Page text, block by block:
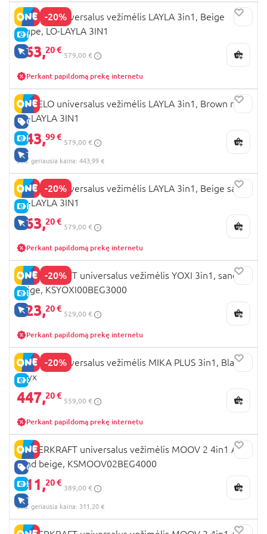
-20%
E-KAINA
TIK INTERNETU
LIONELO universalus vežimėlis LAYLA 3in1, Beige
taupe, LO-LAYLA 3IN1
463,20 €
579,00 €
Perkant papildomą prekę internetu
GERA KAINA
E-KAINA
TIK INTERNETU
LIONELO universalus vežimėlis LAYLA 3in1, Brown rust,
LO-LAYLA 3IN1
443,99 €
579,00 €
30d. geriausia kaina: 443,99 €
-20%
E-KAINA
TIK INTERNETU
LIONELO universalus vežimėlis LAYLA 3in1, Beige sand,
LO-LAYLA 3IN1
463,20 €
579,00 €
Perkant papildomą prekę internetu
-20%
E-KAINA
TIK INTERNETU
KINDERKRAFT universalus vežimėlis YOXI 3in1, sand
beige, KSYOXI00BEG3000
423,20 €
529,00 €
Perkant papildomą prekę internetu
-20%
E-KAINA
LIONELO universalus vežimėlis MIKA PLUS 3in1, Black
onyx
447,20 €
559,00 €
Perkant papildomą prekę internetu
GERA KAINA
E-KAINA
TIK INTERNETU
KINDERKRAFT universalus vežimėlis MOOV 2 4in1 AIR,
sand beige, KSMOOV02BEG4000
311,20 €
389,00 €
30d. geriausia kaina: 311,20 €